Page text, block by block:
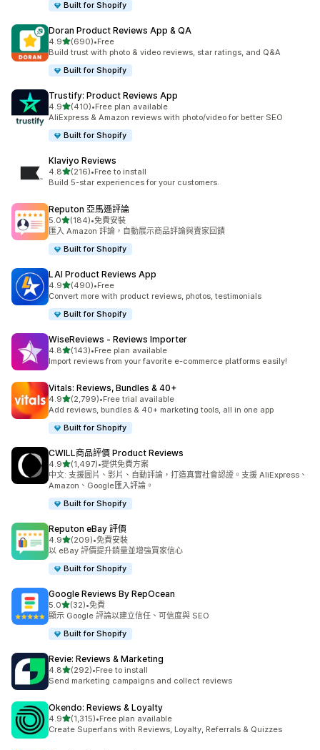
Built for Shopify
Doran Product Reviews App & QA
4.9滿分 5 顆星
(690)
共有 690 則評價
•Free
Build trust with photo & video reviews, star ratings, and Q&A
Built for Shopify
Trustify: Product Reviews App
4.9滿分 5 顆星
(410)
共有 410 則評價
•Free plan available
AliExpress & Amazon reviews with photo/video for better SEO
Built for Shopify
Klaviyo Reviews
4.8滿分 5 顆星
(216)
共有 216 則評價
•Free to install
Build 5-star experiences for your customers.
Reputon 亞馬遜評論
5.0滿分 5 顆星
(184)
共有 184 則評價
•免費安裝
匯入 Amazon 評論，自動展示商品評論與賣家回饋
Built for Shopify
LAI Product Reviews App
4.9滿分 5 顆星
(490)
共有 490 則評價
•Free
Convert more with product reviews, photos, testimonials
Built for Shopify
WiseReviews ‑ Reviews Importer
4.8滿分 5 顆星
(143)
共有 143 則評價
•Free plan available
Import reviews from your favorite e-commerce platforms easily!
Vitals: Reviews, Bundles & 40+
4.9滿分 5 顆星
(2,799)
共有 2799 則評價
•Free trial available
Add reviews, bundles & 40+ marketing tools, all in one app
Built for Shopify
CWILL商品評價 Product Reviews
4.9滿分 5 顆星
(1,497)
共有 1497 則評價
•提供免費方案
中文: 支援圖片、影片、自動評論，打造真實社會認證。支援 AliExpress、
Amazon、Google匯入評論。
Built for Shopify
Reputon eBay 評價
4.9滿分 5 顆星
(209)
共有 209 則評價
•免費安裝
以 eBay 評價提升銷量並增強買家信心
Built for Shopify
Google Reviews By RepOcean
5.0滿分 5 顆星
(32)
共有 32 則評價
•免費
顯示 Google 評論以建立信任、可信度與 SEO
Built for Shopify
Revie: Reviews & Marketing
4.8滿分 5 顆星
(292)
共有 292 則評價
•Free to install
Send marketing campaigns and collect reviews
Okendo: Reviews & Loyalty
4.9滿分 5 顆星
(1,315)
共有 1315 則評價
•Free plan available
Create Superfans with Reviews, Loyalty, Referrals & Quizzes